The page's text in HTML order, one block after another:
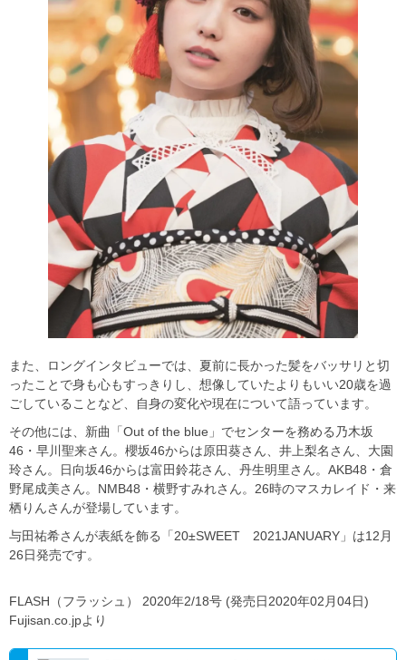
また、ロングインタビューでは、夏前に長かった髪をバッサリと切
ったことで身も心もすっきりし、想像していたよりもいい20歳を過
ごしていることなど、自身の変化や現在について語っています。
その他には、新曲「Out of the blue」でセンターを務める乃木坂
46・早川聖来さん。櫻坂46からは原田葵さん、井上梨名さん、大園
玲さん。日向坂46からは富田鈴花さん、丹生明里さん。AKB48・倉
野尾成美さん。NMB48・横野すみれさん。26時のマスカレイド・来
栖りんさんが登場しています。
与田祐希さんが表紙を飾る「20±SWEET 2021JANUARY」は12月
26日発売です。
FLASH（フラッシュ） 2020年2/18号 (発売日2020年02月04日)
Fujisan.co.jpより